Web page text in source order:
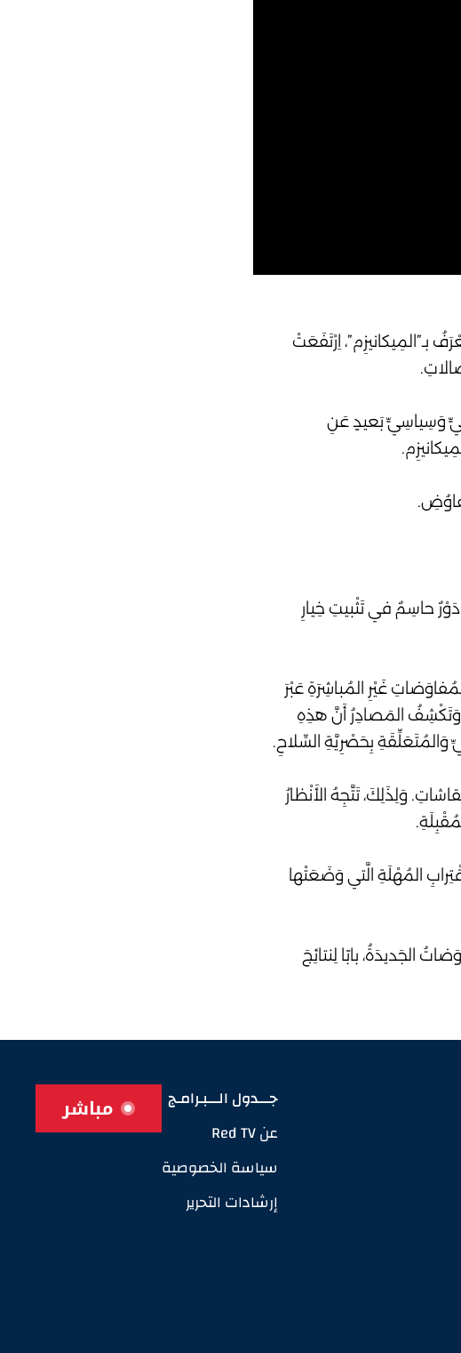
اِرْتَفَعَتْ
وَسِياسِيٍّ بَعيدٍ عَنِ
حاسِمٌ في تَثْبيتِ خِيارِ
غَيْرِ المُباشِرَةِ عَبْرَ
وَتَكْشِفُ المَصادِرُ أَنَّ هذِهِ
وَالمُتَعَلِّقَةِ بِحَصْرِيَّةِ السِّلاحِ.
وَلِذَلِكَ، تَتَّجِهُ الأَنْظارُ
المُهْلَةِ الَّتي وَضَعَتْها
الجَديدَةُ، بابًا لِنتائِجَ
جـــدول الـــبـرامـج
عن Red TV
سياسة الخصوصية
إرشادات التحرير
مباشر